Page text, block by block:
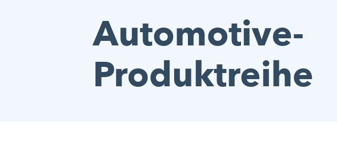
Automotive-
Produktreihe